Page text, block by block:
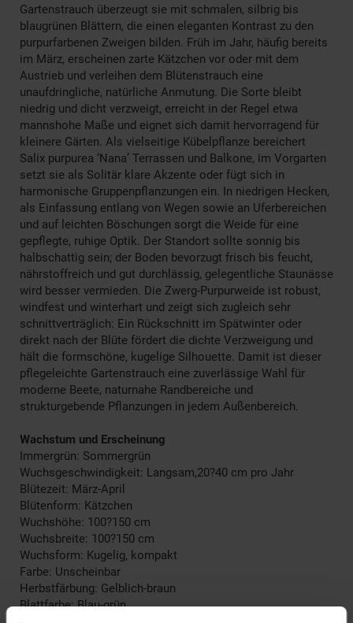
Gartenstrauch überzeugt sie mit schmalen, silbrig bis
blaugrünen Blättern, die einen eleganten Kontrast zu den
purpurfarbenen Zweigen bilden. Früh im Jahr, häufig bereits
im März, erscheinen zarte Kätzchen vor oder mit dem
Austrieb und verleihen dem Blütenstrauch eine
unaufdringliche, natürliche Anmutung. Die Sorte bleibt
niedrig und dicht verzweigt, erreicht in der Regel etwa
mannshohe Maße und eignet sich damit hervorragend für
kleinere Gärten. Als vielseitige Kübelpflanze bereichert
Salix purpurea ‘Nana’ Terrassen und Balkone, im Vorgarten
setzt sie als Solitär klare Akzente oder fügt sich in
harmonische Gruppenpflanzungen ein. In niedrigen Hecken,
als Einfassung entlang von Wegen sowie an Uferbereichen
und auf leichten Böschungen sorgt die Weide für eine
gepflegte, ruhige Optik. Der Standort sollte sonnig bis
halbschattig sein; der Boden bevorzugt frisch bis feucht,
nährstoffreich und gut durchlässig, gelegentliche Staunässe
wird besser vermieden. Die Zwerg-Purpurweide ist robust,
windfest und winterhart und zeigt sich zugleich sehr
schnittverträglich: Ein Rückschnitt im Spätwinter oder
direkt nach der Blüte fördert die dichte Verzweigung und
hält die formschöne, kugelige Silhouette. Damit ist dieser
pflegeleichte Gartenstrauch eine zuverlässige Wahl für
moderne Beete, naturnahe Randbereiche und
strukturgebende Pflanzungen in jedem Außenbereich.
Wachstum und Erscheinung
Immergrün: Sommergrün
Wuchsgeschwindigkeit: Langsam,20?40 cm pro Jahr
Blütezeit: März-April
Blütenform: Kätzchen
Wuchshöhe: 100?150 cm
Wuchsbreite: 100?150 cm
Wuchsform: Kugelig, kompakt
Farbe: Unscheinbar
Herbstfärbung: Gelblich-braun
Blattfarbe: Blau-grün